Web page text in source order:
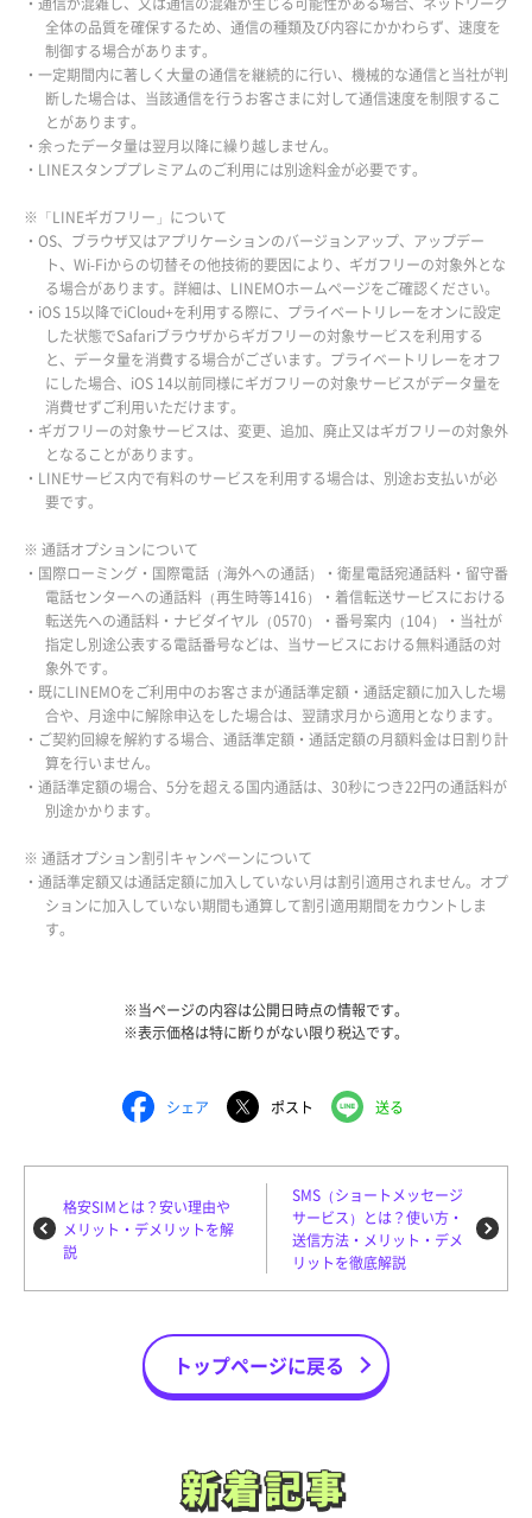
全体の品質を確保するため、通信の種類及び内容にかかわらず、速度を
制御する場合があります。
・一定期間内に著しく大量の通信を継続的に行い、機械的な通信と当社が判
断した場合は、当該通信を行うお客さまに対して通信速度を制限するこ
とがあります。
・余ったデータ量は翌月以降に繰り越しません。
・LINEスタンププレミアムのご利用には別途料金が必要です。
※「LINEギガフリー」について
・OS、ブラウザ又はアプリケーションのバージョンアップ、アップデー
ト、Wi-Fiからの切替その他技術的要因により、ギガフリーの対象外とな
る場合があります。詳細は、LINEMOホームページをご確認ください。
・iOS 15以降でiCloud+を利用する際に、プライベートリレーをオンに設定
した状態でSafariブラウザからギガフリーの対象サービスを利用する
と、データ量を消費する場合がございます。プライベートリレーをオフ
にした場合、iOS 14以前同様にギガフリーの対象サービスがデータ量を
消費せずご利用いただけます。
・ギガフリーの対象サービスは、変更、追加、廃止又はギガフリーの対象外
となることがあります。
・LINEサービス内で有料のサービスを利用する場合は、別途お支払いが必
要です。
※ 通話オプションについて
・国際ローミング・国際電話（海外への通話）・衛星電話宛通話料・留守番
電話センターへの通話料（再生時等1416）・着信転送サービスにおける
転送先への通話料・ナビダイヤル（0570）・番号案内（104）・当社が
指定し別途公表する電話番号などは、当サービスにおける無料通話の対
象外です。
・既にLINEMOをご利用中のお客さまが通話準定額・通話定額に加入した場
合や、月途中に解除申込をした場合は、翌請求月から適用となります。
・ご契約回線を解約する場合、通話準定額・通話定額の月額料金は日割り計
算を行いません。
・通話準定額の場合、5分を超える国内通話は、30秒につき22円の通話料が
別途かかります。
※ 通話オプション割引キャンペーンについて
・通話準定額又は通話定額に加入していない月は割引適用されません。オプ
ションに加入していない期間も通算して割引適用期間をカウントしま
す。
※当ページの内容は公開日時点の情報です。
※表示価格は特に断りがない限り税込です。
シェア ポスト 送る
格安SIMとは？安い理由や
メリット・デメリットを解
説
SMS（ショートメッセージ
サービス）とは？使い方・
送信方法・メリット・デメ
リットを徹底解説
トップページに戻る
新着記事
新着記事